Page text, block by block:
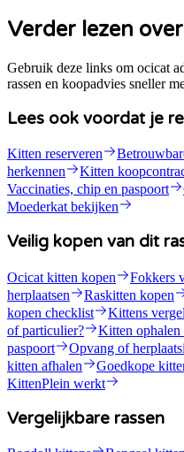
Verder lezen
Gebruik deze links om ocicat
rassen en koopadvies sneller
Lees ook voordat je
Kitten reserveren
herkennen
Kitten
Vaccinaties, chip en paspoort
Moederkat bekijken
Veilig kopen van dit
Ocicat kitten kopen Fokkers
herplaatsen
Raskitten kopen
kopen checklist
Kittens
of particulier?
Kitten ophalen
paspoort
Opvang of
kitten afhalen
Goedkope
KittenPlein werkt
Vergelijkbare rassen